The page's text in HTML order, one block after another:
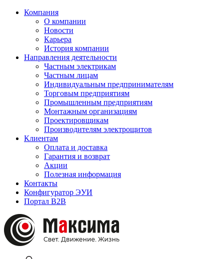
Компания
О компании
Новости
Карьера
История компании
Направления деятельности
Частным электрикам
Частным лицам
Индивидуальным предпринимателям
Торговым предприятиям
Промышленным предприятиям
Монтажным организациям
Проектировщикам
Производителям электрощитов
Клиентам
Оплата и доставка
Гарантия и возврат
Акции
Полезная информация
Контакты
Конфигуратор ЭУИ
Портал B2B